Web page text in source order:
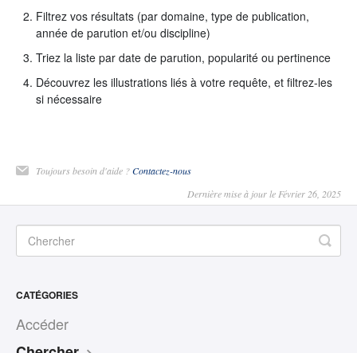
Filtrez vos résultats (par domaine, type de publication,
année de parution et/ou discipline)
Triez la liste par date de parution, popularité ou pertinence
Découvrez les illustrations liés à votre requête, et filtrez-les
si nécessaire
Toujours besoin d'aide ?Contactez-nous
Dernière mise à jour le Février 26, 2025
CATÉGORIES
Accéder